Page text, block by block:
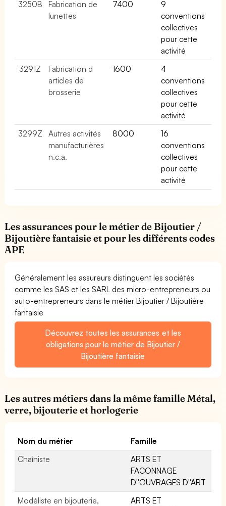
3250B
Fabrication de
lunettes
7400
9
conventions
collectives
pour cette
activité
3291Z
Fabrication d
articles de
brosserie
1600
4
conventions
collectives
pour cette
activité
3299Z
Autres activités
manufacturières
n.c.a.
8000
16
conventions
collectives
pour cette
activité
Les assurances pour le métier de Bijoutier /
Bijoutière fantaisie et pour les différents codes
APE
Généralement les assureurs distinguent les sociétés
comme les SAS et les SARL des micro-entrepreneurs ou
auto-entrepreneurs dans le métier Bijoutier / Bijoutière
fantaisie
Découvrez toutes les assurances et les
obligations pour le métier de Bijoutier /
Bijoutière fantaisie
Les autres métiers dans la même famille Métal,
verre, bijouterie et horlogerie
Nom du métier
Famille
Chaîniste
ARTS ET
FACONNAGE
D''OUVRAGES D''ART
Modéliste en bijouterie,
ARTS ET